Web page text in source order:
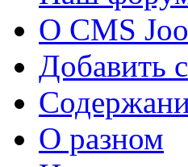
О CMS
Добавить
О разном